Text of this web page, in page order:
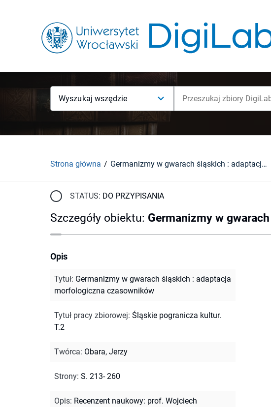
Wyszukaj wszędzie
Strona główna Germanizmy w gwarach śląskich : adaptacja morfologiczna czasowników
STATUS: DO PRZYPISANIA
Szczegóły obiektu: Germanizmy w
Opis
Tytuł: Germanizmy w gwarach śląskich : adaptacja
morfologiczna czasowników
Tytuł pracy zbiorowej: Śląskie pogranicza kultur.
T.2
Twórca: Obara, Jerzy
Strony: S. 213- 260
Opis: Recenzent naukowy: prof. Wojciech